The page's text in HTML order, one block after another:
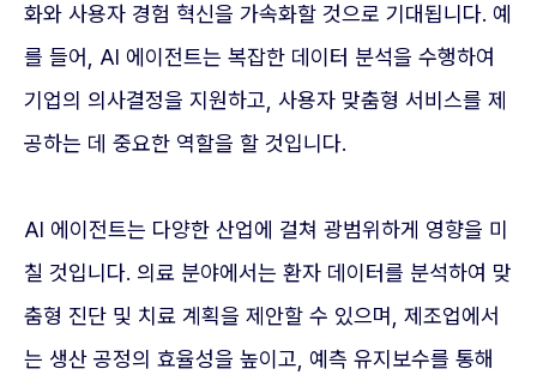
화와 사용자 경험 혁신을 가속화할 것으로 기대됩니다. 예
를 들어, AI 에이전트는 복잡한 데이터 분석을 수행하여
기업의 의사결정을 지원하고, 사용자 맞춤형 서비스를 제
공하는 데 중요한 역할을 할 것입니다.
AI 에이전트는 다양한 산업에 걸쳐 광범위하게 영향을 미
칠 것입니다. 의료 분야에서는 환자 데이터를 분석하여 맞
춤형 진단 및 치료 계획을 제안할 수 있으며, 제조업에서
는 생산 공정의 효율성을 높이고, 예측 유지보수를 통해